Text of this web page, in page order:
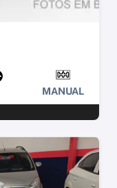
MANUAL